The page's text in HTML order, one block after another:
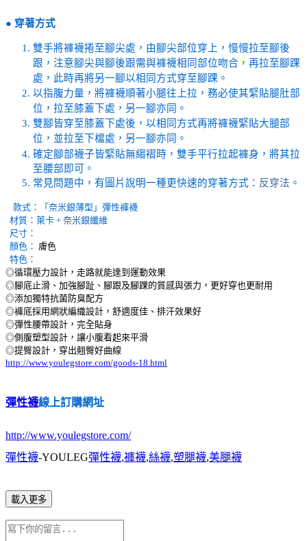
● 穿著方式
雙手將褲襪捲至腳尖處，由腳尖部位穿上，慢慢拉至腳後
跟，注意腳尖與腳後跟需與褲襪相同部位吻合，再拉至腳踝
處，此時再將另一腳以相同方式穿至腳踝。
以指腹力量，將褲襪順著小腿往上拉，務必使其緊貼腿肚部
位，拉至膝蓋下處，另一腳亦同。
雙腳皆穿至膝蓋下處後，以相同方式再將褲襪緊貼大腿部
位，並拉至下檔處，另一腳亦同。
確定腳部襪子皆緊貼無縐褶時，雙手平行拉起褲身，將其拉
至腰部即可。
常見問題中，有圖片說明一種更快速的穿著方式： 反穿法 。
款式：
「奈米銀薄型」彈性褲襪
材質：萊卡 + 奈米銀纖維
尺寸：
顏色： 膚色
特色：
◎循環壓力設計，走路就能達到運動效果
◎腳底止滑、加強腳趾、腳跟及腳踝的質感與張力，更好穿也更耐用
◎添加獨特抗菌防臭配方
◎褲底採用網狀編織設計，舒適度佳、排汗效果好
◎彈性腰帶設計，完全貼身
◎側腹塑型設計，讓小腹看起來平滑
◎提臀設計，穿出翹臀好曲線
http://www.youlegstore.com/goods-18.html
彈性襪線上訂購網址
http://www.youlegstore.com/
彈性襪-YOULEG彈性襪,褲襪,絲襪,塑腿襪,美腿襪
載入更多